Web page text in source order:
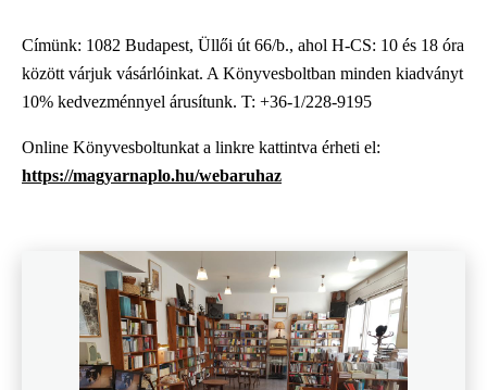
Főmenü
Címünk: 1082 Budapest, Üllői út 66/b., ahol H-CS: 10 és 18 óra
között várjuk vásárlóinkat. A Könyvesboltban minden kiadványt
10% kedvezménnyel árusítunk. T: +36-1/228-9195
Online Könyvesboltunkat a linkre kattintva érheti el:
https://magyarnaplo.hu/webaruhaz